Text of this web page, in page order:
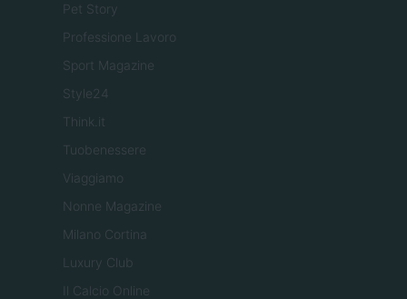
Pet Story
Professione Lavoro
Sport Magazine
Style24
Think.it
Tuobenessere
Viaggiamo
Nonne Magazine
Milano Cortina
Luxury Club
Il Calcio Online